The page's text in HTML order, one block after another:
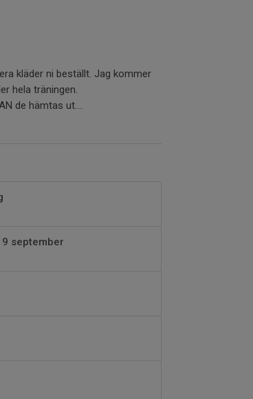
kläder ni beställt. Jag kommer
hela träningen.
de hämtas ut....
september